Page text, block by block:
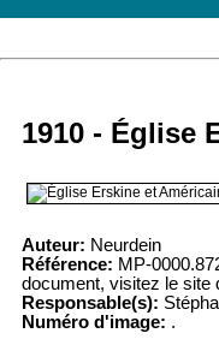
1910 - Église
Auteur: Neurdein
Référence: MP-
document, visitez le site
Responsable(s):
Numéro d'image: .